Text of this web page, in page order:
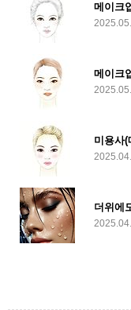
메이크
메이크